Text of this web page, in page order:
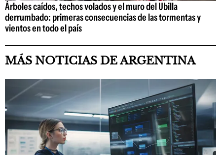
Árboles caídos, techos volados y el muro del Ubilla
derrumbado: primeras consecuencias de las tormentas y
vientos en todo el país
MÁS NOTICIAS DE ARGENTINA